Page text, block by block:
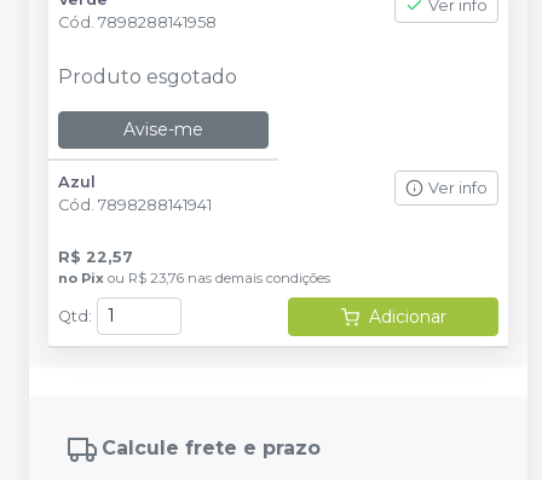
Cód. 7898288141958
Ver info
Produto esgotado
Avise-me
Azul
Cód. 7898288141941
Ver info
R$ 22,57
no Pix ou R$ 23,76 nas demais condições
Qtd : Adicionar
Calcule frete e prazo